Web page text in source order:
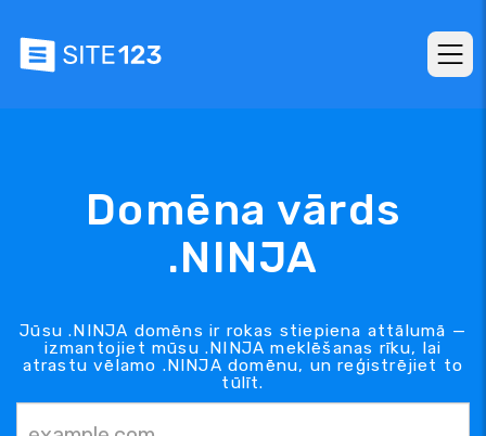
Domēna vārds
.NINJA
Jūsu .NINJA domēns ir rokas stiepiena attālumā —
izmantojiet mūsu .NINJA meklēšanas rīku, lai
atrastu vēlamo .NINJA domēnu, un reģistrējiet to
tūlīt.